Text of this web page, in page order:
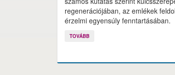
regenerációjában, az emlékek
érzelmi egyensúly fenntartásában.
TOVÁBB